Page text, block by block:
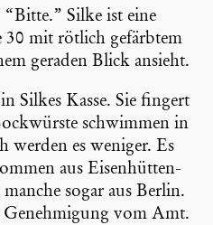
Silke ist eine
30 mit rötlich gefärbtem
geraden Blick ansieht.
Silkes Kasse. Sie fingert
schwimmen in
werden es weniger. Es
aus Eisen­hüt­ten­
sogar aus Berlin.
Geneh­mi­gung vom Amt.